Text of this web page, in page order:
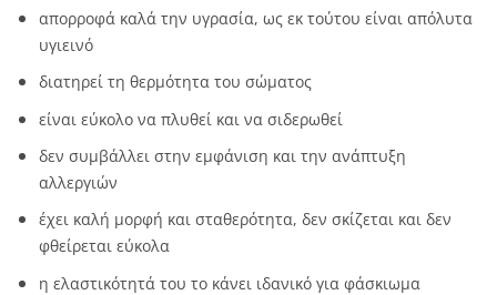
απορροφά καλά την υγρασία, ως εκ τούτου είναι απόλυτα
υγιεινό
διατηρεί τη θερμότητα του σώματος
είναι εύκολο να πλυθεί και να σιδερωθεί
δεν συμβάλλει στην εμφάνιση και την ανάπτυξη
αλλεργιών
έχει καλή μορφή και σταθερότητα, δεν σκίζεται και δεν
φθείρεται εύκολα
η ελαστικότητά του το κάνει ιδανικό για φάσκιωμα